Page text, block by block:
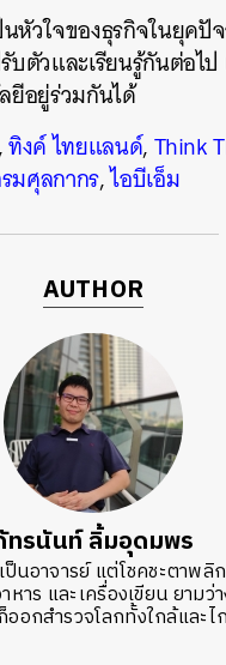
หัวใจของธุรกิจในยุคปั
ตัวและเรียนรู้กันต่อไป
ยีอยู่ร่วมกันได้
ทิงค์ ไทยแลนด์,Think
มศุลกากร,ไอบีเอ็ม
AUTHOR
ทรนันท์ ลิ้มอุดมพร
นอาจารย์ แต่โชคชะตาพลิ
หาร และเครื่องเขียน ยาม
ออกสำรวจโลกทั้งใกล้และไ